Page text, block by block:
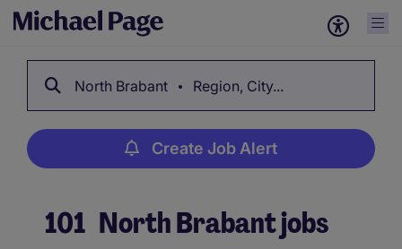
North Brabant Region, City...
Create Job Alert
101 North Brabant jobs